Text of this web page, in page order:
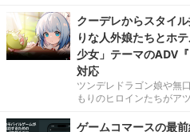
クーデレからスタイ
りな人外娘たちとホ
少女」テーマのADV
対応
ツンデレドラゴン娘や無
もりのヒロインたちがア
ゲームコマースの最